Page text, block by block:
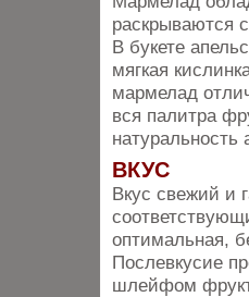
раскрываются
В букете
мягкая
мармелад
вся палитра
натуральность
ВКУС
Вкус свежий и
оптимальная,
Послевкусие
шлейфом